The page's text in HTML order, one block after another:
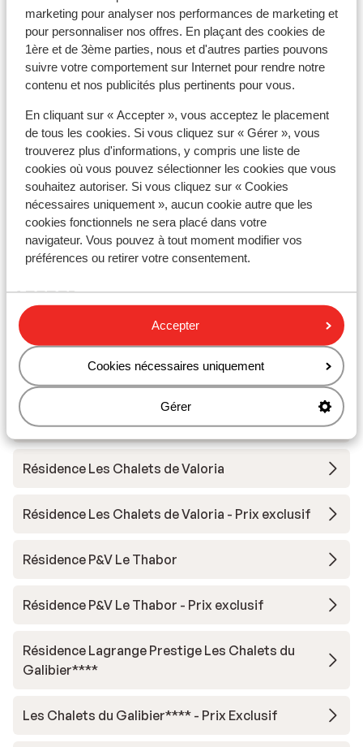
marketing pour analyser nos performances de marketing et
pour personnaliser nos offres. En plaçant des cookies de
1ère et de 3ème parties, nous et d'autres parties pouvons
suivre votre comportement sur Internet pour rendre notre
contenu et nos publicités plus pertinents pour vous.
En cliquant sur « Accepter », vous acceptez le placement
de tous les cookies. Si vous cliquez sur « Gérer », vous
trouverez plus d'informations, y compris une liste de
cookies où vous pouvez sélectionner les cookies que vous
souhaitez autoriser. Si vous cliquez sur « Cookies
nécessaires uniquement », aucun cookie autre que les
cookies fonctionnels ne sera placé dans votre
navigateur. Vous pouvez à tout moment modifier vos
préférences ou retirer votre consentement.
Accepter
Cookies nécessaires uniquement
Gérer
Distance jusqu'aux remontées mécaniques
environ 200 mètres
Forfait, cours et matériel de ski
Forfait remontées mécaniques
Cours de ski
Matériel de ski
Autres hébergements - Galibier
Thabor
Village Club Neaclub La Pulka
Chalet Le Panoramic
Résidence Village Club Les Angeliers
Résidence Les Chalets de Valoria
Résidence Les Chalets de Valoria - Prix exclusif
Résidence P&V Le Thabor
Résidence P&V Le Thabor - Prix exclusif
Résidence Lagrange Prestige Les Chalets du
Galibier****
Les Chalets du Galibier**** - Prix Exclusif